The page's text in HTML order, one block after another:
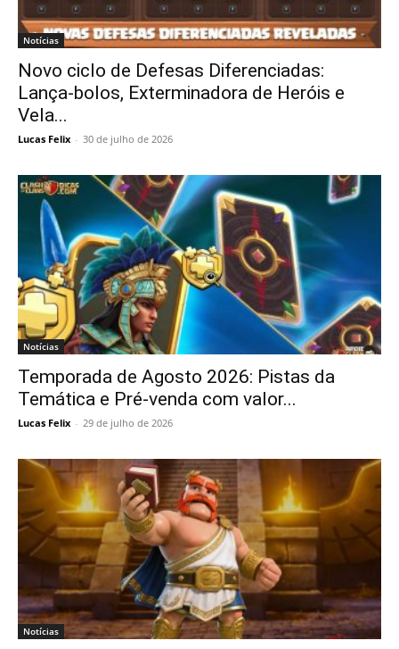
Notícias
Novo ciclo de Defesas Diferenciadas:
Lança-bolos, Exterminadora de Heróis e
Vela...
Lucas Felix - 30 de julho de 2026
Notícias
Temporada de Agosto 2026: Pistas da
Temática e Pré-venda com valor...
Lucas Felix - 29 de julho de 2026
Notícias